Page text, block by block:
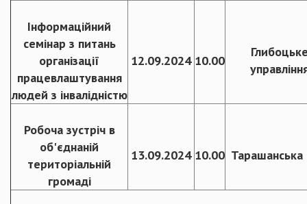
Інформаційний
семінар з питань
організації
працевлаштування
людей з інвалідністю
12.09.2024 10.00
Робоча зустріч в
об'єднаній
територіальній
громаді
13.09.2024 10.00